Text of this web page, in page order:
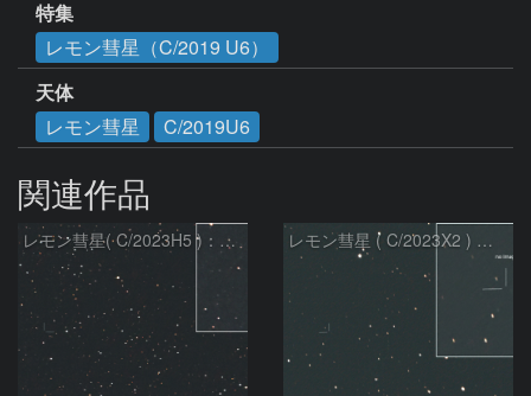
特集
レモン彗星（C/2019 U6）
天体
レモン彗星
C/2019U6
関連作品
レモン彗星( C/2023H5 )：2026/05/20 レモン彗星 ( C/2023X2 ) の予報位置：2026/05/29